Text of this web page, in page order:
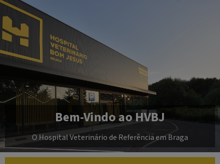
Bem-Vindo ao HVBJ
O Hospital Veterinário de Referência em Braga